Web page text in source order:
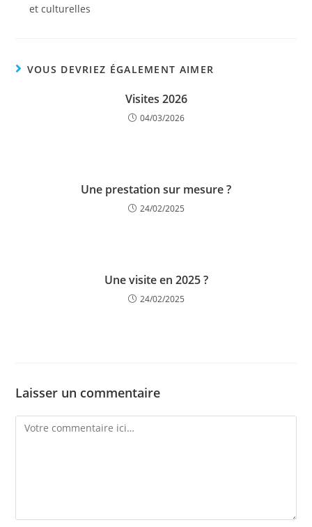
et culturelles
VOUS DEVRIEZ ÉGALEMENT AIMER
Visites 2026
04/03/2026
Une prestation sur mesure ?
24/02/2025
Une visite en 2025 ?
24/02/2025
Laisser un commentaire
Comment